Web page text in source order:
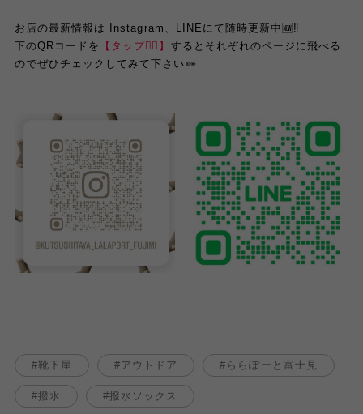
お店の最新情報は Instagram、LINEにて随時更新中🆕‼️
下のQRコードを
【タップ👆🏻】 するとそれぞれのページに飛べる
のでぜひチェックしてみて下さい👀
靴下屋 アウトドア ららぽーと富士見
撥水 撥水ソックス